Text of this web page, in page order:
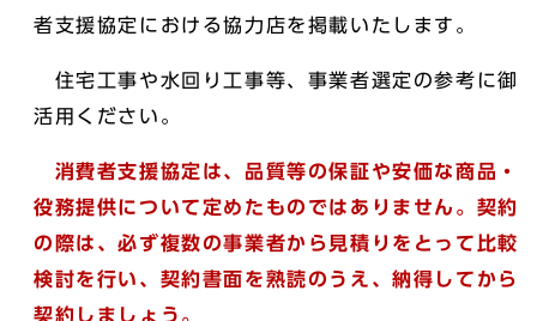
者支援協定における協力店を掲載いたします。
住宅工事や水回り工事等、事業者選定の参考に御
活用ください。
消費者支援協定は、品質等の保証や安価な商品・
役務提供について定めたものではありません。契約
の際は、必ず複数の事業者から見積りをとって比較
検討を行い、契約書面を熟読のうえ、納得してから
契約しましょう。